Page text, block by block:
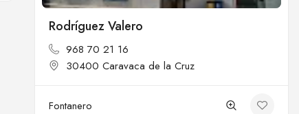
Rodríguez Valero
968 70 21 16
30400 Caravaca de la Cruz
Fontanero